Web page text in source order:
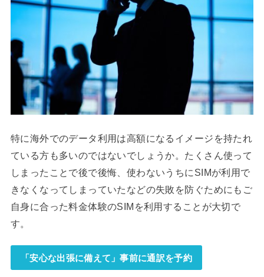
特に海外でのデータ利用は高額になるイメージを持たれ
ている方も多いのではないでしょうか。たくさん使って
しまったことで後で後悔、使わないうちにSIMが利用で
きなくなってしまっていたなどの失敗を防ぐためにもご
自身に合った料金体験のSIMを利用することが大切で
す。
「安心な出張に備えて」事前に通訳を予約